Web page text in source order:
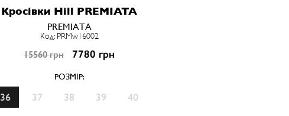
Кросівки Hill PREMIATA
PREMIATA
Код: PRMw16002
15560 грн 7780 грн
РОЗМІР:
36 37 38 39 40